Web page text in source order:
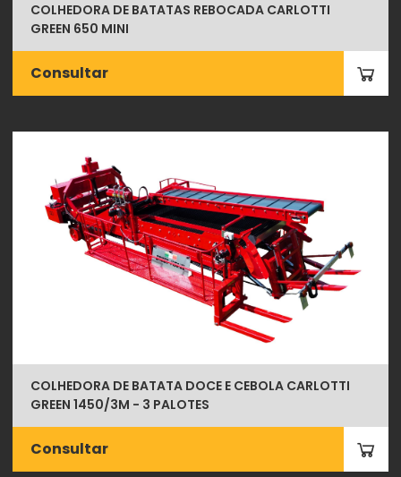
COLHEDORA DE BATATAS REBOCADA CARLOTTI
GREEN 650 MINI
Consultar
COLHEDORA DE BATATA DOCE E CEBOLA CARLOTTI
GREEN 1450/3M - 3 PALOTES
Consultar